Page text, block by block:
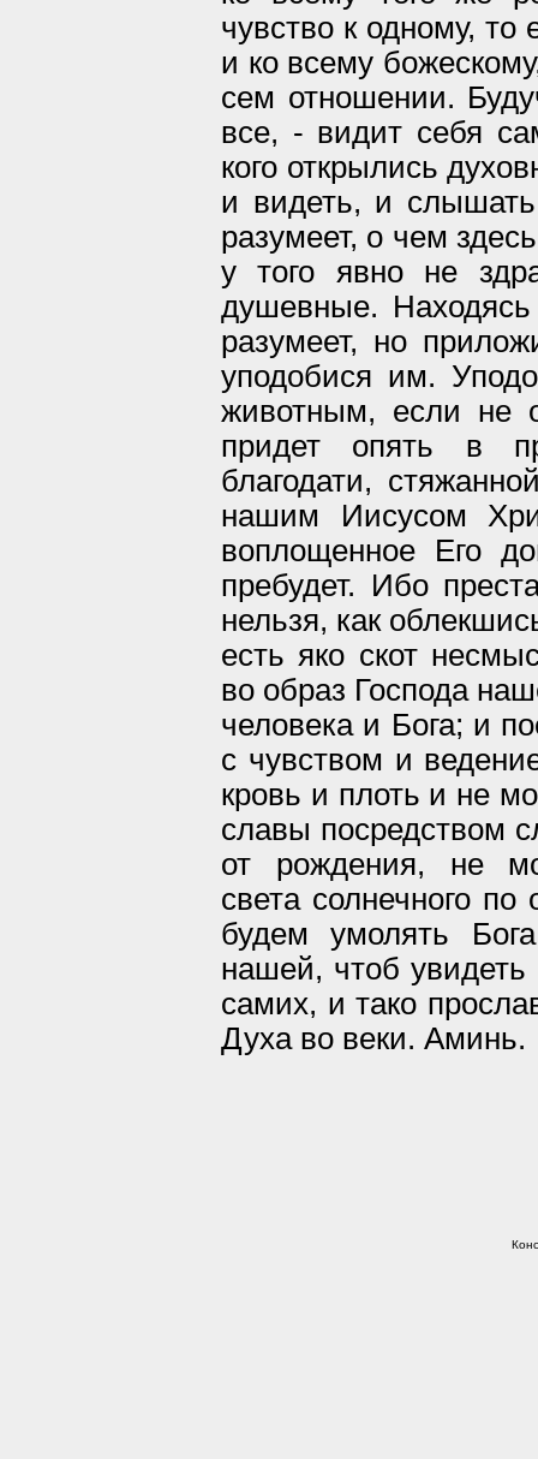
чувство к одному, то
и ко всему
сем отношении.
все, - видит себя
кого открылись
и видеть, и
разумеет, о чем
у того явно не
душевные.
разумеет, но
уподобися им.
животным, если не
придет опять в
благодати,
нашим Иисусом
воплощенное Его
пребудет. Ибо
нельзя, как
есть яко скот
во образ Господа
человека и Бога; и
с чувством и
кровь и плоть и не
славы посредством
от рождения, не
света солнечного
будем умолять
нашей, чтоб
самих, и тако
Духа во веки. Аминь.